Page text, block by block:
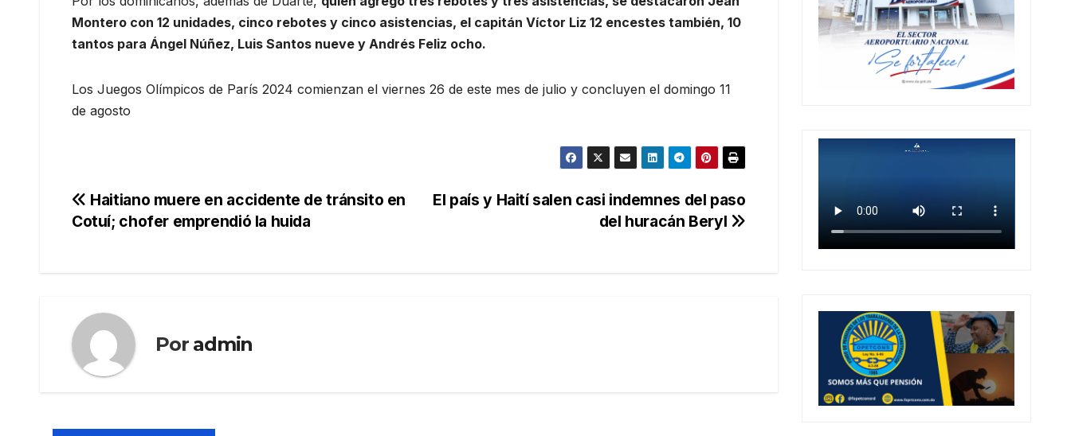
Montero con 12 unidades, cinco rebotes y cinco asistencias, el capitán Víctor Liz 12 encestes también, 10
tantos para Ángel Núñez, Luis Santos nueve y Andrés Feliz ocho.
Los Juegos Olímpicos de París 2024 comienzan el viernes 26 de este mes de julio y concluyen el domingo 11
de agosto
Navegación
El país y Haití salen casi indemnes del paso
del huracán Beryl
Haitiano muere en accidente de tránsito en
Cotuí; chofer emprendió la huida
Por admin